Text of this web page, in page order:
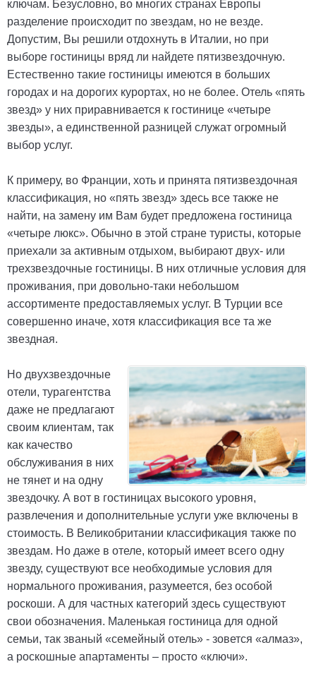
ключам. Безусловно, во многих странах Европы
разделение происходит по звездам, но не везде.
Допустим, Вы решили отдохнуть в Италии, но при
выборе гостиницы вряд ли найдете пятизвездочную.
Естественно такие гостиницы имеются в больших
городах и на дорогих курортах, но не более. Отель «пять
звезд» у них приравнивается к гостинице «четыре
звезды», а единственной разницей служат огромный
выбор услуг.
К примеру, во Франции, хоть и принята пятизвездочная
классификация, но «пять звезд» здесь все также не
найти, на замену им Вам будет предложена гостиница
«четыре люкс». Обычно в этой стране туристы, которые
приехали за активным отдыхом, выбирают двух- или
трехзвездочные гостиницы. В них отличные условия для
проживания, при довольно-таки небольшом
ассортименте предоставляемых услуг. В Турции все
совершенно иначе, хотя классификация все та же
звездная.
Но двухзвездочные
отели, турагентства
даже не предлагают
своим клиентам, так
как качество
обслуживания в них
не тянет и на одну
звездочку. А вот в гостиницах высокого уровня,
развлечения и дополнительные услуги уже включены в
стоимость. В Великобритании классификация также по
звездам. Но даже в отеле, который имеет всего одну
звезду, существуют все необходимые условия для
нормального проживания, разумеется, без особой
роскоши. А для частных категорий здесь существуют
свои обозначения. Маленькая гостиница для одной
семьи, так званый «семейный отель» - зовется «алмаз»,
а роскошные апартаменты – просто «ключи».